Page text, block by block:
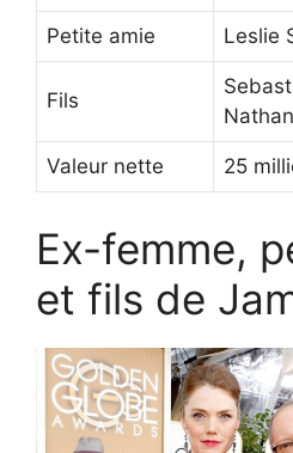
Petite amie Leslie
Fils
Valeur nette 25
Ex-femme,
et fils de